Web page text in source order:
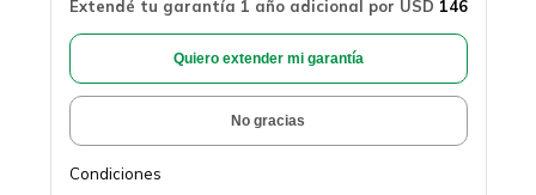
Extendé tu garantía 1 año adicional por USD 146
Quiero extender mi garantía
No gracias
Condiciones